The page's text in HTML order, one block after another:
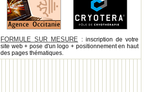
FORMULE SUR MESURE : inscription de votre
site web + pose d'un logo + positionnement en haut
des pages thématiques.